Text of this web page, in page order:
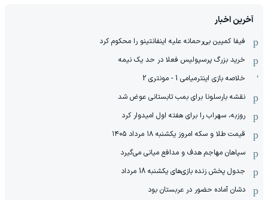
آخرین اخبار
فیفا کمپین بی‌رحمانه علیه اینفانتینو را محکوم کرد
خرید بزرگ پرسپولیس فعلا در حد یک نیمه
خلاصه بازی اینترمیامی 1 - مونتری 2
نقشه بارسلونا برای بمب تابستانی عوض شد
روزبه، سهراب را برای هفته اول امیدوار کرد
قیمت طلا و سکه امروز یکشنبه ۱۸ مرداد ۱۴۰۵
سپاهان مهاجم هدف و مدافع میانی می‌گیرد
جدول پخش زنده بازی‌های یکشنبه 18 مرداد
دشان آماده حضور در عربستان بود